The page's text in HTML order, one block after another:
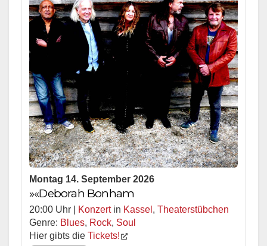
Montag 14. September 2026
»«Deborah Bonham
20:00 Uhr | Konzertin Kassel , Theaterstübchen
Genre: Blues, Rock, Soul
Hier gibts die Tickets!